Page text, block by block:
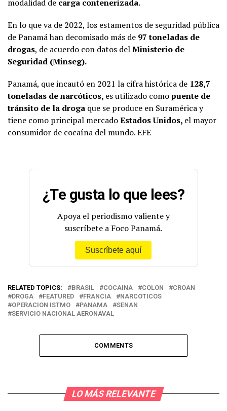
modalidad de carga contenerizada.
En lo que va de 2022, los estamentos de seguridad pública
de Panamá han decomisado más de 97 toneladas de
drogas, de acuerdo con datos delMinisterio de
Seguridad (Minseg).
Panamá, que incautó en 2021 la cifra histórica de 128,7
toneladas de narcóticos, es utilizado comopuente de
tránsito de la droga que se produce en Suramérica y
tiene como principal mercadoEstados Unidos, el mayor
consumidor de cocaína del mundo. EFE
¿Te gusta lo que lees?
Apoya el periodismo valiente y
suscríbete a Foco Panamá.
Suscríbete aquí
RELATED TOPICS: BRASIL COCAINA COLON
CROAN
DROGA
FEATURED FRANCIA
NARCOTICOS
OPERACION ISTMO
PANAMA
SENAN
SERVICIO NACIONAL AERONAVAL
COMMENTS
LO MÁS RELEVANTE